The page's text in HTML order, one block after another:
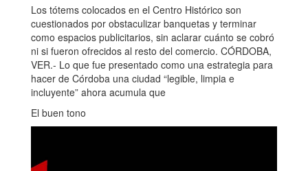
Los tótems colocados en el Centro Histórico son
cuestionados por obstaculizar banquetas y terminar
como espacios publicitarios, sin aclarar cuánto se cobró
ni si fueron ofrecidos al resto del comercio. CÓRDOBA,
VER.- Lo que fue presentado como una estrategia para
hacer de Córdoba una ciudad “legible, limpia e
incluyente” ahora acumula que
El buen tono